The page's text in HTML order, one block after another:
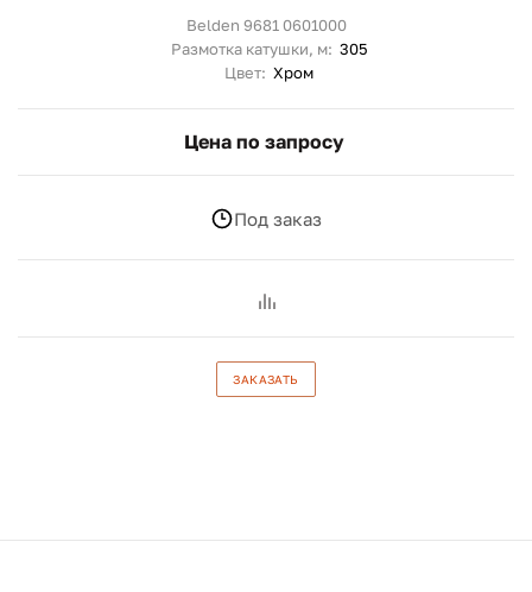
Belden 9681 0601000
Размотка катушки, м: 305
Цвет: Хром
Цена по запросу
Под заказ
ЗАКАЗАТЬ